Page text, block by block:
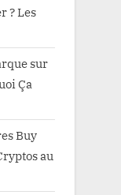
? Les
sur
Ça
Buy
au